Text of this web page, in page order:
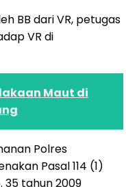
BB dari VR, petugas
VR di
Maut di
Polres
Pasal 114 (1)
35 tahun 2009